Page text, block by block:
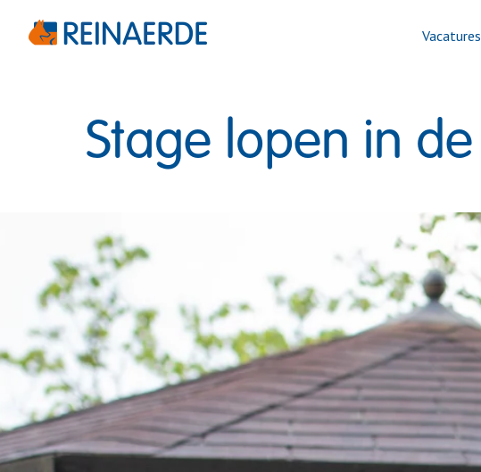
Homepagina
Vacatures
Stage lopen in de